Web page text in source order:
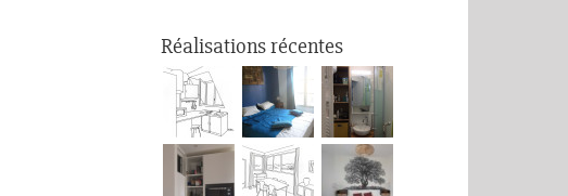
Réalisations récentes